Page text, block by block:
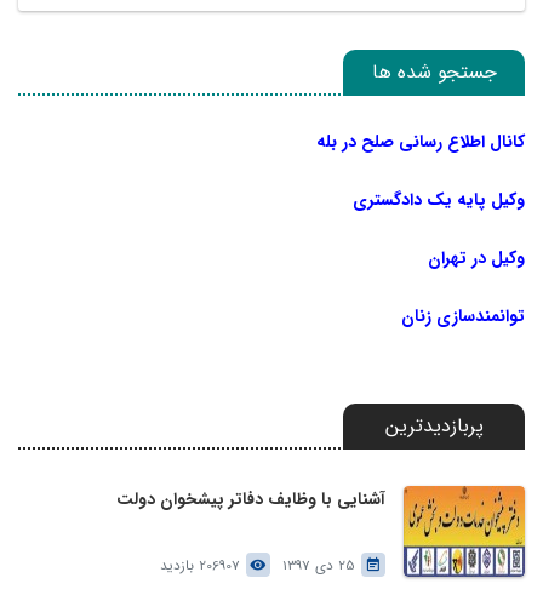
جستجو شده ها
کانال اطلاع رسانی صلح در بله
وکیل پایه یک دادگستری
وکیل در تهران
توانمندسازی زنان
پربازدیدترین
آشنایی با وظایف دفاتر پیشخوان دولت
25 دی 1397 206907 بازدید